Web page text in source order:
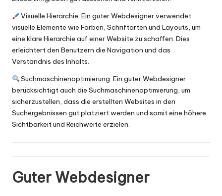
Visuelle Hierarchie: Ein guter Webdesigner verwendet
visuelle Elemente wie Farben, Schriftarten und Layouts, um
eine klare Hierarchie auf einer Website zu schaffen. Dies
erleichtert den Benutzern die Navigation und das
Verständnis des Inhalts.
Suchmaschinenoptimierung: Ein guter Webdesigner
berücksichtigt auch die Suchmaschinenoptimierung, um
sicherzustellen, dass die erstellten Websites in den
Suchergebnissen gut platziert werden und somit eine höhere
Sichtbarkeit und Reichweite erzielen.
Guter Webdesigner